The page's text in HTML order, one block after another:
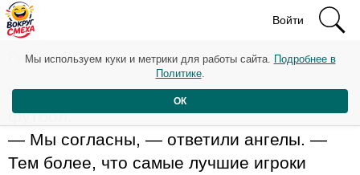
Войти
Рейтинг: 102
Черти предложили ангелам сыграть в
футбол.
— Мы согласны, — ответили ангелы. —
Тем более, что самые лучшие игроки
Мы используем куки и метрики для работы сайта. Подробнее в
Политике.
ОК